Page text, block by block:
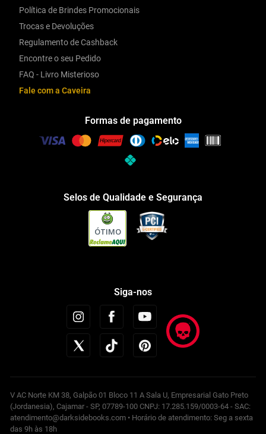
Política de Brindes Promocionais
Trocas e Devoluções
Regulamento de Cashback
Encontre o seu Pedido
FAQ - Livro Misterioso
Fale com a Caveira
Formas de pagamento
Selos de Qualidade e Segurança
ÓTIMO
Siga-nos
V AC Norte KM 38, Galpão 01 Bloco 11 A Sala U, Empresarial Gato Preto
(Jordanesia), Cajamar - SP, 07789-100 CNPJ: 17.285.159/0003-64 - SAC:
atendimento@darksidebooks.com • Horário de atendimento: Seg a sexta
das 9h às 18h